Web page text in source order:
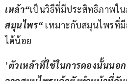
เหล้า“เป็นวิธีที่มีประสิทธิภาพใน
สมุนไพร“ เหมาะกับสมุนไพรที่
ได้น้อย
’ตัวเหล้าที่ใช้ในการดองนั้นนอ